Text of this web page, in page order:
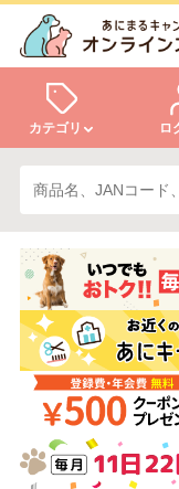
カテゴリ
犬
小動物・鳥
ドッグフード
美容・ケア用品
ロ
ログイン
会員登録
あにまるキャン
アフターサービス
商品リクエスト